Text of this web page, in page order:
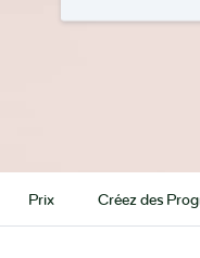
Prix Créez des